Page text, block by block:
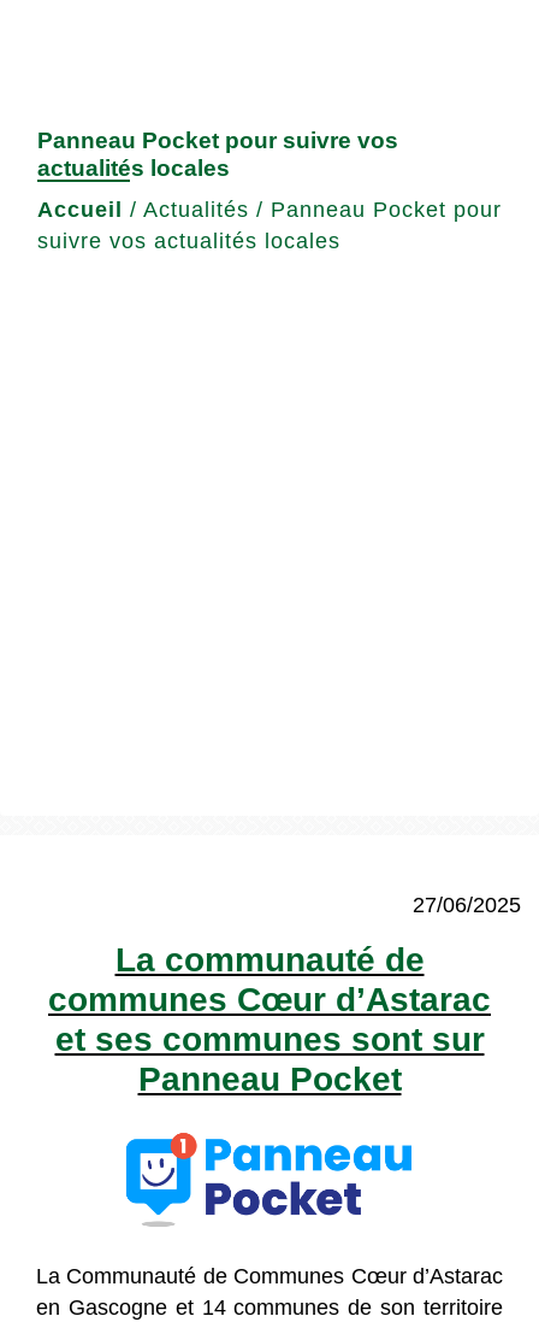
Panneau Pocket pour suivre vos
actualités locales
Accueil / Actualités / Panneau Pocket pour
suivre vos actualités locales
27/06/2025
La communauté de
communes Cœur d’Astarac
et ses communes sont sur
Panneau Pocket
La Communauté de Communes Cœur d’Astarac
en Gascogne et 14 communes de son territoire